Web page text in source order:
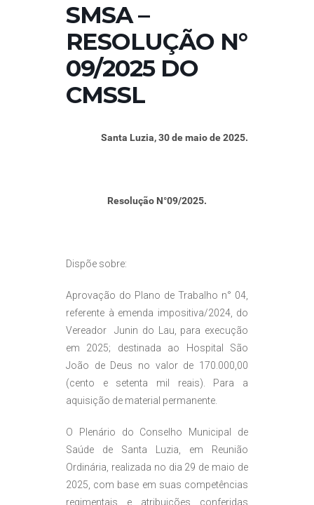
SMSA –
RESOLUÇÃO N°
09/2025 DO
CMSSL
Santa Luzia, 30 de maio de 2025.
Resolução N°09/2025.
Dispõe sobre:
Aprovação do Plano de Trabalho n° 04,
referente à emenda impositiva/2024, do
Vereador Junin do Lau, para execução
em 2025; destinada ao Hospital São
João de Deus no valor de 170.000,00
(cento e setenta mil reais). Para a
aquisição de material permanente.
O Plenário do Conselho Municipal de
Saúde de Santa Luzia, em Reunião
Ordinária, realizada no dia 29 de maio de
2025, com base em suas competências
regimentais e atribuições conferidas